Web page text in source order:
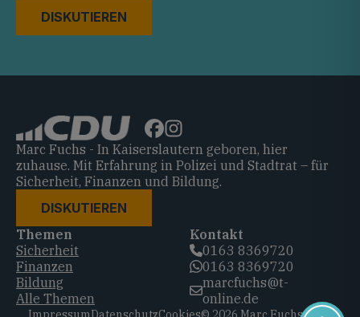
DISKUTIEREN
Marc Fuchs - In Kaiserslautern geboren, hier
zuhause. Mit Erfahrung in Polizei und Stadtrat – für
Sicherheit, Finanzen und Bildung.
DISKUTIEREN
Themen
Sicherheit
Finanzen
Bildung
Alle Themen
Kontakt
0163 8369720‬
0163 8369720‬
marcfuchs@t-
online.de